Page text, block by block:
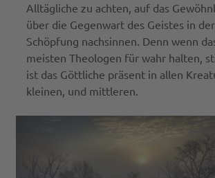
Alltägliche zu achten, auf das
über die Gegenwart des Geistes in
Schöpfung nachsinnen. Denn wenn
meisten Theologen für wahr halten,
ist das Göttliche präsent in allen
kleinen, und mittleren.